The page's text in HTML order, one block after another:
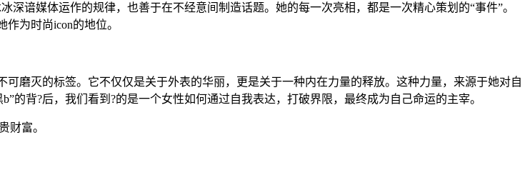
深谙媒体运作的规律，也善于在不经意间制造话题。她的每一次亮相，都是一次精心策划的“事件”。
为时尚icon的地位。
磨灭的标签。它不仅仅是关于外表的华丽，更是关于一种内在力量的释放。这种力量，来源于她对自
背?后，我们看到?的是一个女性如何通过自我表达，打破界限，最终成为自己命运的主宰。
财富。